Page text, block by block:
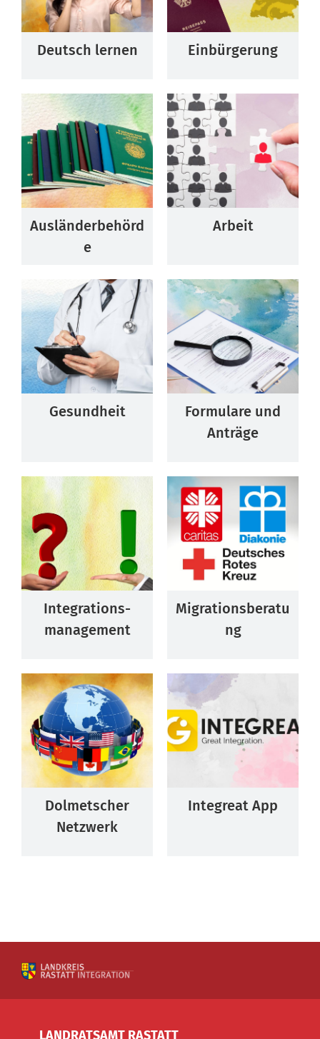
Deutsch lernen Einbürgerung
Ausländerbehörd
e
Arbeit
Gesundheit
Formulare und
Anträge
Integrations-
management
Migrationsberatu
ng
Dolmetscher
Netzwerk
Integreat App
LANDRATSAMT RASTATT